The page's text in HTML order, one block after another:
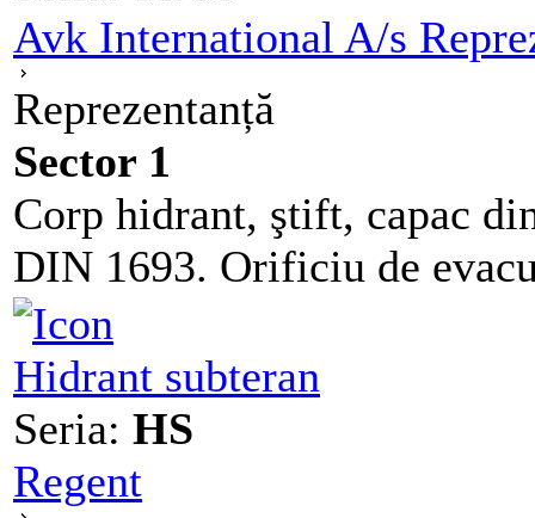
Avk International A/s
Reprezentanță
Sector 1
Corp hidrant, ştift, capac
DIN 1693. Orificiu de
Hidrant subteran
Seria: HS
Regent